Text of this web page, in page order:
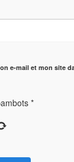
e-mail et mon site
*